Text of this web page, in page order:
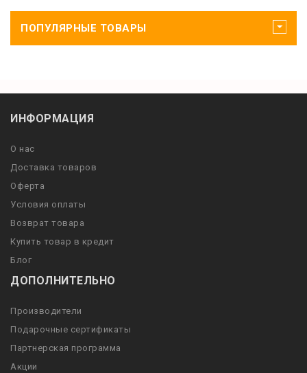
ПОПУЛЯРНЫЕ ТОВАРЫ
ИНФОРМАЦИЯ
О нас
Доставка товаров
Оферта
Условия оплаты
Возврат товара
Купить товар в кредит
Блог
ДОПОЛНИТЕЛЬНО
Производители
Подарочные сертификаты
Партнерская программа
Акции